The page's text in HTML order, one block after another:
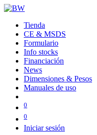
Tienda
CE & MSDS
Formulario
Info stocks
Financiación
News
Dimensiones & Pesos
Manuales de uso
0
0
Iniciar sesión